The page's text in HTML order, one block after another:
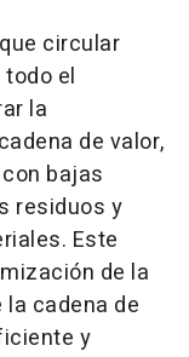
circular
el
la
de valor,
bajas
residuos y
Este
de la
cadena de
y